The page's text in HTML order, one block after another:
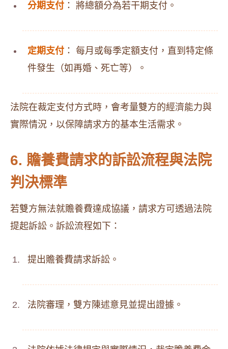
分期支付 ： 將總額分為若干期支付。
定期支付 ： 每月或每季定額支付，直到特定條
件發生（如再婚、死亡等）。
法院在裁定支付方式時，會考量雙方的經濟能力與
實際情況，以保障請求方的基本生活需求。
6. 贍養費請求的訴訟流程與法院
判決標準
若雙方無法就贍養費達成協議，請求方可透過法院
提起訴訟。訴訟流程如下：
提出贍養費請求訴訟。
法院審理，雙方陳述意見並提出證據。